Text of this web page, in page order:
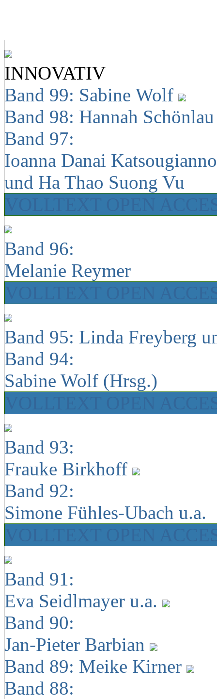
INNOVATIV
Band 99: Sabine Wolf
Band 98: Hannah
Band 97:
Ioanna Danai
und Ha Thao Suong Vu
Band 96:
Melanie Reymer
Band 95: Linda Freyberg
Band 94:
Sabine Wolf (Hrsg.)
Band 93:
Frauke Birkhoff
Band 92:
Simone Fühles-Ubach u.a.
Band 91:
Eva Seidlmayer u.a.
Band 90:
Jan-Pieter Barbian
Band 89: Meike Kirner
Band 88: